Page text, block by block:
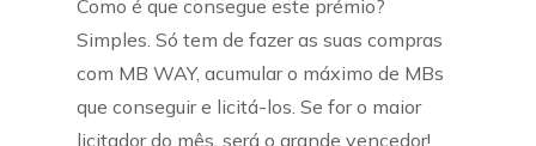
Como é que consegue este prémio?
Simples. Só tem de fazer as suas compras
com MB WAY, acumular o máximo de MBs
que conseguir e licitá-los. Se for o maior
licitador do mês, será o grande vencedor!